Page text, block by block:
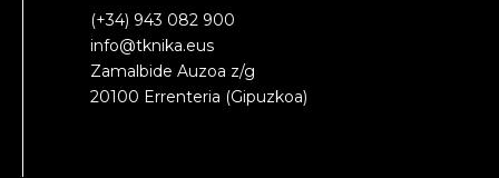
(+34) 943 082 900
info@tknika.eus
Zamalbide Auzoa z/g
20100 Errenteria (Gipuzkoa)